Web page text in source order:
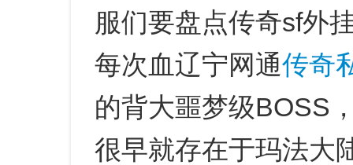
服们要盘点传奇sf外
每次血辽宁网通传奇
的背大噩梦级BOSS
很早就存在于玛法大